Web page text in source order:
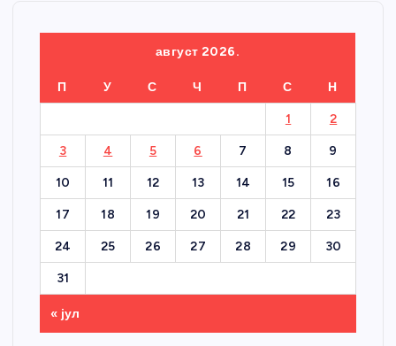
август 2026.
П У С Ч П С Н
1 2
3 4 5 6 7 8 9
10 11 12 13 14 15 16
17 18 19 20 21 22 23
24 25 26 27 28 29 30
31
« јул